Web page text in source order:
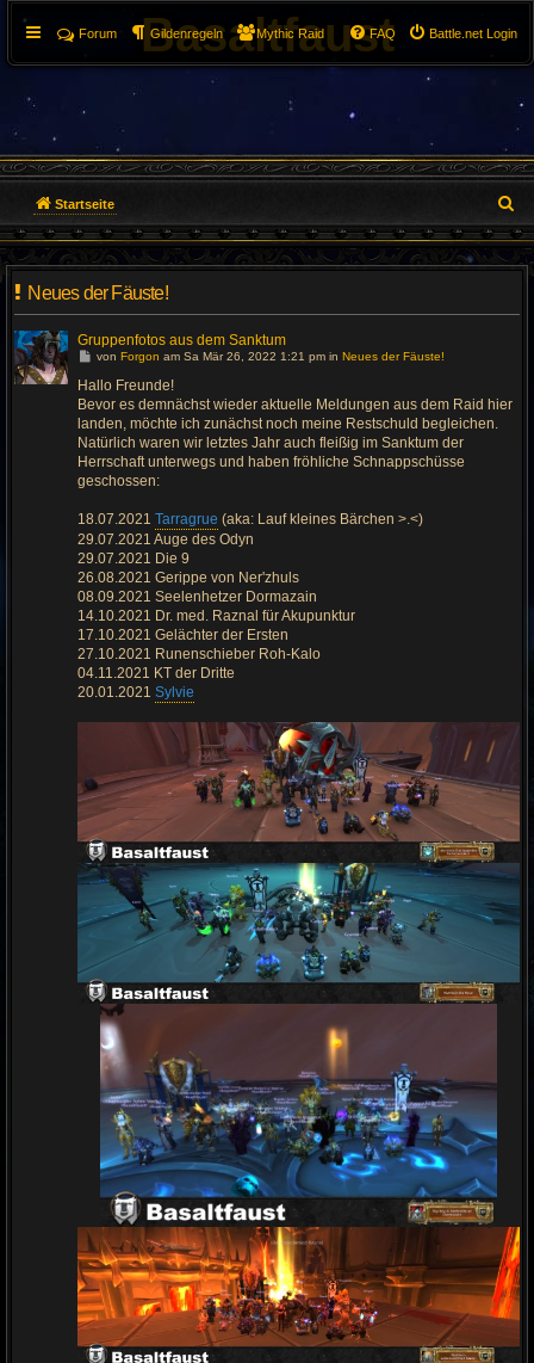
Basaltfaust Battle.net Login
FAQ
Forum Gildenregeln Mythic Raid
Startseite
u
h
Neues der Fäuste!
Gruppenfotos aus dem Sanktum
G
h
e
z
u
l
e
z
e
n
B
e
i
t
r
a
g
von Forgon am Sa Mär 26, 2022 1:21 pm in Neues der Fäuste!
Hallo Freunde!
Bevor es demnächst wieder aktuelle Meldungen aus dem Raid hier
landen, möchte ich zunächst noch meine Restschuld begleichen.
Natürlich waren wir letztes Jahr auch fleißig im Sanktum der
Herrschaft unterwegs und haben fröhliche Schnappschüsse
geschossen:
18.07.2021 Tarragrue (aka: Lauf kleines Bärchen >.<)
29.07.2021 Auge des Odyn
29.07.2021 Die 9
26.08.2021 Gerippe von Ner'zhuls
08.09.2021 Seelenhetzer Dormazain
14.10.2021 Dr. med. Raznal für Akupunktur
17.10.2021 Gelächter der Ersten
27.10.2021 Runenschieber Roh-Kalo
04.11.2021 KT der Dritte
20.01.2021 Sylvie